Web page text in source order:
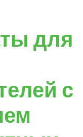
для
с